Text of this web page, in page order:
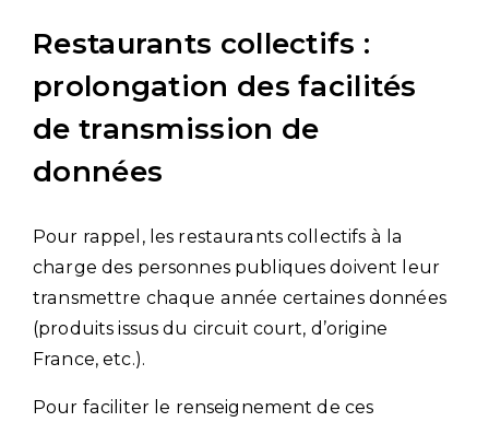
Restaurants collectifs :
prolongation des facilités
de transmission de
données
Pour rappel, les restaurants collectifs à la
charge des personnes publiques doivent leur
transmettre chaque année certaines données
(produits issus du circuit court, d’origine
France, etc.).
Pour faciliter le renseignement de ces